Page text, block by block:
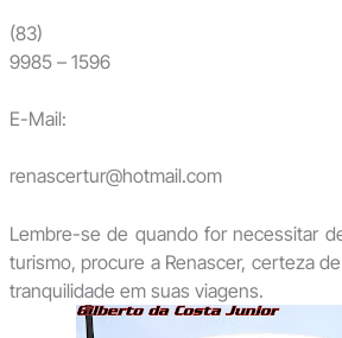
(83)
9985 – 1596
E-Mail:
renascertur@hotmail.com
Lembre-se de quando for necessitar
turismo, procure a Renascer, certeza
tranquilidade em suas viagens.